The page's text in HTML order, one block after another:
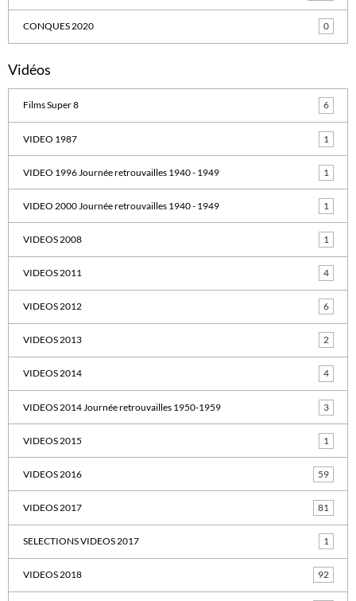
CONQUES 2020 0
Vidéos
Films Super 8 6
VIDEO 1987 1
VIDEO 1996 Journée retrouvailles 1940 - 1949 1
VIDEO 2000 Journée retrouvailles 1940 - 1949 1
VIDEOS 2008 1
VIDEOS 2011 4
VIDEOS 2012 6
VIDEOS 2013 2
VIDEOS 2014 4
VIDEOS 2014 Journée retrouvailles 1950-1959 3
VIDEOS 2015 1
VIDEOS 2016 59
VIDEOS 2017 81
SELECTIONS VIDEOS 2017 1
VIDEOS 2018 92